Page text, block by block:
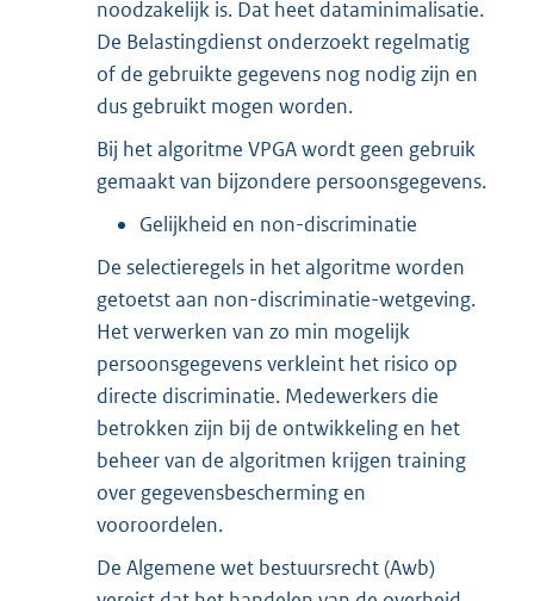
noodzakelijk is. Dat heet dataminimalisatie.
De Belastingdienst onderzoekt regelmatig
of de gebruikte gegevens nog nodig zijn en
dus gebruikt mogen worden.
Bij het algoritme VPGA wordt geen gebruik
gemaakt van bijzondere persoonsgegevens.
Gelijkheid en non-discriminatie
De selectieregels in het algoritme worden
getoetst aan non-discriminatie-wetgeving.
Het verwerken van zo min mogelijk
persoonsgegevens verkleint het risico op
directe discriminatie. Medewerkers die
betrokken zijn bij de ontwikkeling en het
beheer van de algoritmen krijgen training
over gegevensbescherming en
vooroordelen.
De Algemene wet bestuursrecht (Awb)